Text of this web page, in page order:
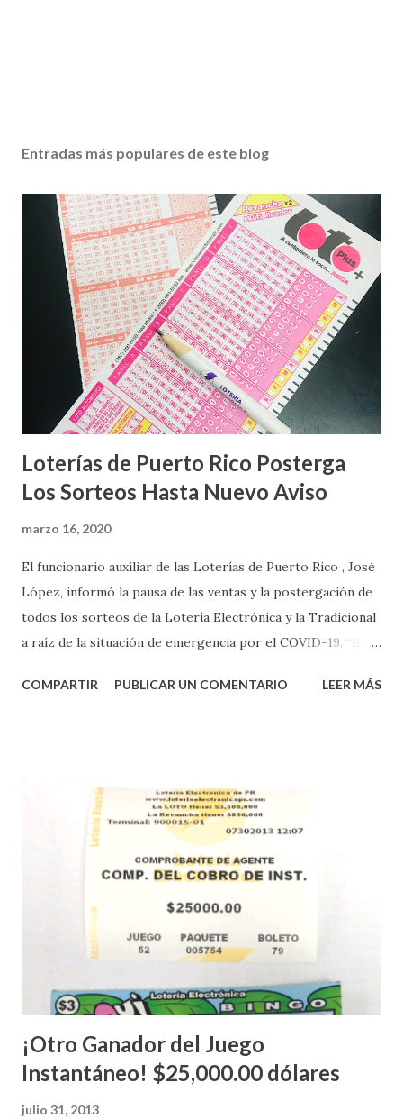
Entradas más populares de este blog
Loterías de Puerto Rico Posterga
Los Sorteos Hasta Nuevo Aviso
marzo 16, 2020
El funcionario auxiliar de las Loterías de Puerto Rico , José
López, informó la pausa de las ventas y la postergación de
todos los sorteos de la Lotería Electrónica y la Tradicional
a raíz de la situación de emergencia por el COVID-19. “En
proteger la salud de nuestros empleados, vendedores y
instantáneos”, indicó López. Sobre el sorteo de Powerball,
López explicó que el mismo se continuará realizando en los
Estados Unidos y los jugadores podrán conocer los
números ganadores del mismo a través de la página
aquellos con jugadas anticipadas de los sorteos locales (
Loto, Revancha, Pega 2, Pega 3 Pega 4 ) se les informará
Mientras, que l...
COMPARTIR PUBLICAR UN COMENTARIO LEER MÁS
¡Otro Ganador del Juego
Instantáneo! $25,000.00 dólares
julio 31, 2013